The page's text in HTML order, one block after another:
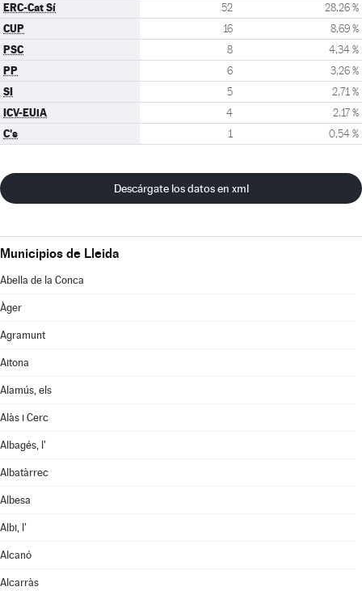
ERC-Cat Sí 52 28,26 %
CUP 16 8,69 %
PSC 8 4,34 %
PP 6 3,26 %
SI 5 2,71 %
ICV-EUiA 4 2,17 %
C's 1 0,54 %
Descárgate los datos en xml
Municipios de Lleida
Abella de la Conca
Àger
Agramunt
Aitona
Alamús, els
Alàs i Cerc
Albagés, l'
Albatàrrec
Albesa
Albi, l'
Alcanó
Alcarràs